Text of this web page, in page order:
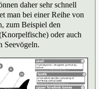
daher sehr schnell
man bei einer Reihe von
zum Beispiel den
oder auch
Seevögeln.